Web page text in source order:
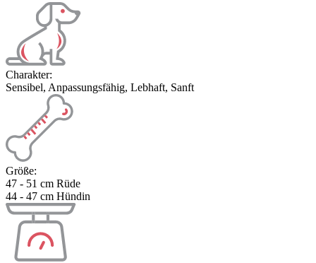
Charakter:
Sensibel, Anpassungsfähig, Lebhaft, Sanft
Größe:
47 - 51 cm Rüde
44 - 47 cm Hündin